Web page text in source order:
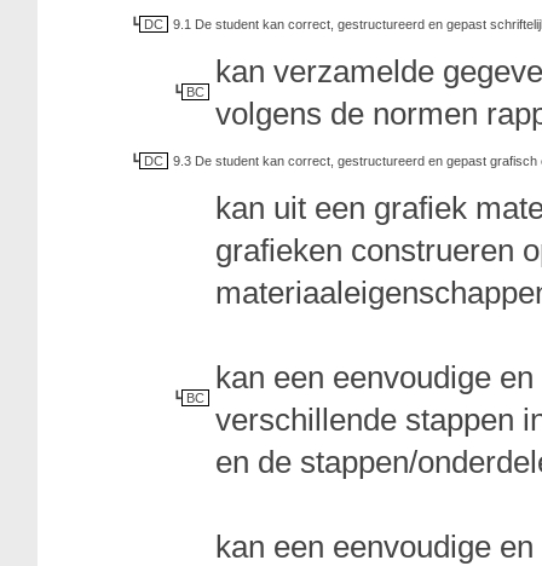
DC 9.1 De student kan correct, gestructureerd en gepast
BC
kan verzamelde
volgens de normen
DC 9.3 De student kan correct, gestructureerd en gepast grafisch
BC
kan uit een grafiek
grafieken construeren
kan een eenvoudige
verschillende stappen
en de stappen/
kan een eenvoudige